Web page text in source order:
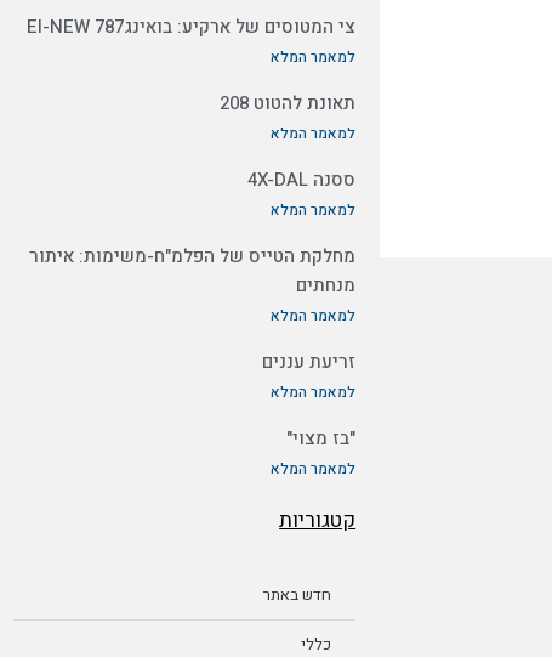
צי המטוסים של ארקיע: בואינג787 EI-NEW
למאמר המלא
תאונת להטוט 208
למאמר המלא
ססנה 4X-DAL
למאמר המלא
מחלקת הטייס של הפלמ"ח-משימות: איתור
מנחתים
למאמר המלא
זריעת עננים
למאמר המלא
"בז מצוי"
למאמר המלא
קטגוריות
חדש באתר
כללי